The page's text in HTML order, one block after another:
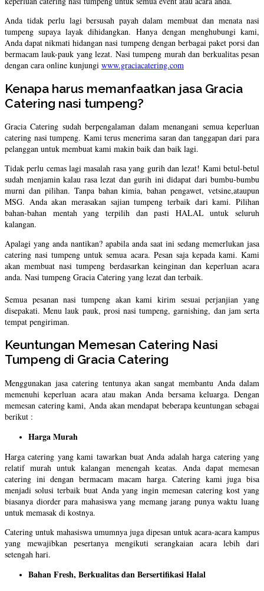
Anda tidak perlu lagi bersusah payah dalam membuat dan menata nasi
tumpeng supaya layak dihidangkan. Hanya dengan menghubungi kami,
Anda dapat nikmati hidangan nasi tumpeng dengan berbagai paket porsi dan
bermacam lauk-pauk yang lezat. Nasi tumpeng murah dan berkualitas pesan
dengan cara online kunjungi www.graciacatering.com
Kenapa harus memanfaatkan jasa Gracia
Catering nasi tumpeng?
Gracia Catering sudah berpengalaman dalam menangani semua keperluan
catering nasi tumpeng. Kami terus menerima saran dan tanggapan dari para
pelanggan untuk membuat kami makin baik dan baik lagi.
Tidak perlu cemas lagi masalah rasa yang gurih dan lezat! Kami betul-betul
sudah menjamin kalau rasa lezat dan gurih ini didapat dari bumbu-bumbu
murni dan pilihan. Tanpa bahan kimia, bahan pengawet, vetsine,ataupun
MSG. Anda akan merasakan sajian tumpeng terbaik dari kami. Pilihan
bahan-bahan mentah yang terpilih dan pasti HALAL untuk seluruh
kalangan.
Apalagi yang anda nantikan? apabila anda saat ini sedang memerlukan jasa
catering nasi tumpeng untuk semua acara. Pesan saja kepada kami. Kami
akan membuat nasi tumpeng berdasarkan keinginan dan keperluan acara
anda. Nasi tumpeng Gracia Catering yang lezat dan terbaik.
Semua pesanan nasi tumpeng akan kami kirim sesuai perjanjian yang
disepakati. Menu lauk pauk, prosi nasi tumpeng, garnishing, dan jam serta
tempat pengiriman.
Keuntungan Memesan Catering Nasi
Tumpeng di Gracia Catering
Menggunakan jasa catering tentunya akan sangat membantu Anda dalam
memenuhi keperluan acara atau makan Anda bersama keluarga. Dengan
memesan catering kami, Anda akan mendapat beberapa keuntungan sebagai
berikut :
Harga Murah
Harga catering yang kami tawarkan buat Anda adalah harga catering yang
relatif murah untuk kalangan menengah keatas. Anda dapat memesan
catering ini dengan bermacam macam harga. Catering kami juga bisa
menjadi solusi terbaik buat Anda yang ingin memesan catering kost yang
biasanya diorder para mahasiswa yang memang jarang punya waktu luang
untuk memasak di kostnya.
Catering untuk mahasiswa umumnya juga dipesan untuk acara-acara kampus
yang mewajibkan pesertanya mengikuti serangkaian acara lebih dari
setengah hari.
Bahan Fresh, Berkualitas dan Bersertifikasi Halal